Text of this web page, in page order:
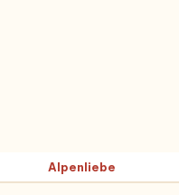
Alpenliebe